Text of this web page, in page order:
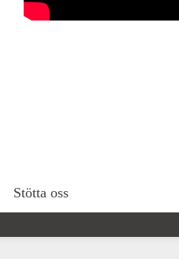
Stötta oss